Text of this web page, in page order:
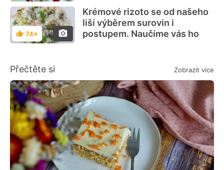
Hodnocení
74×
Krémové rizoto se od našeho
liší výběrem surovin i
postupem. Naučíme vás ho
Přečtěte si Zobrazit více